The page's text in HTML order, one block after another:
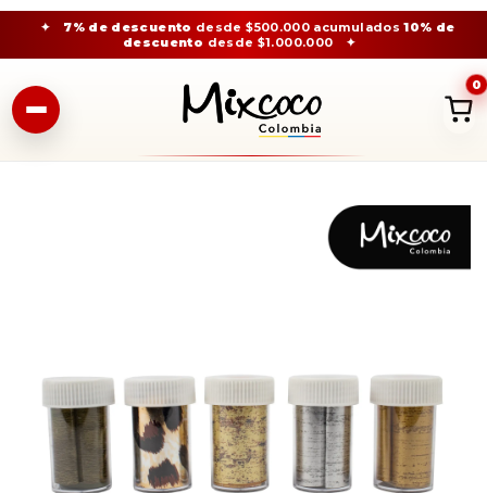
✦ 7% de descuento desde $500.000 acumulados10% de
descuento desde $1.000.000 ✦
0